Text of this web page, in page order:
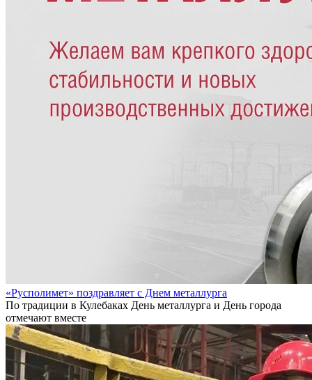
«Русполимет» поздравляет с Днем металлурга
По традиции в Кулебаках День металлурга и День города
отмечают вместе